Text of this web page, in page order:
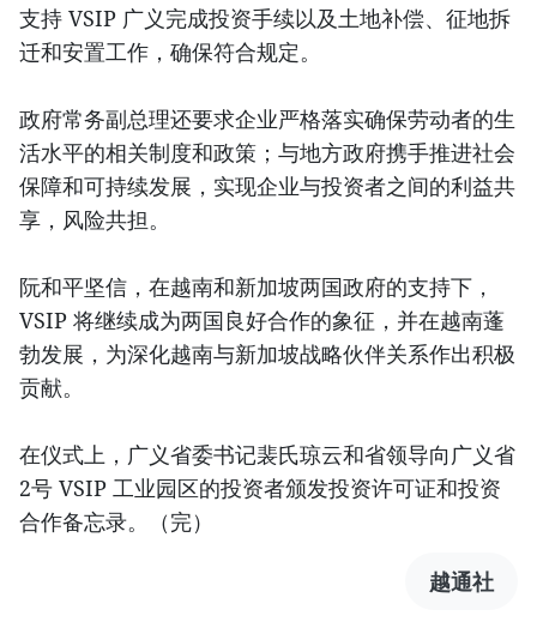
支持 VSIP 广义完成投资手续以及土地补偿、征地拆
迁和安置工作，确保符合规定。
政府常务副总理还要求企业严格落实确保劳动者的生
活水平的相关制度和政策；与地方政府携手推进社会
保障和可持续发展，实现企业与投资者之间的利益共
享，风险共担。
阮和平坚信，在越南和新加坡两国政府的支持下，
VSIP 将继续成为两国良好合作的象征，并在越南蓬
勃发展，为深化越南与新加坡战略伙伴关系作出积极
贡献。
在仪式上，广义省委书记裴氏琼云和省领导向广义省
2号 VSIP 工业园区的投资者颁发投资许可证和投资
合作备忘录。（完）
越通社